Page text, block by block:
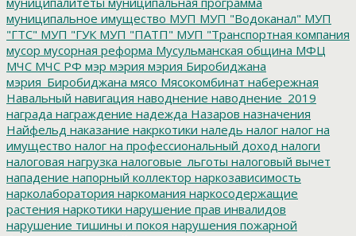
муниципальное имущество МУП МУП "Водоканал" МУП
"ГТС" МУП "ГУК МУП "ПАТП" МУП "Транспортная компания
мусор мусорная реформа Мусульманская община МФЦ
МЧС МЧС РФ мэр мэрия мэрия Биробиджана
мэрия_Биробиджана мясо Мясокомбинат набережная
Навальный навигация наводнение наводнение_2019
награда награждение надежда Назаров назначения
Найфельд наказание накркотики наледь налог налог на
имущество налог на профессиональный доход налоги
налоговая нагрузка налоговые_льготы налоговый вычет
нападение напорный коллектор наркозависимость
нарколаборатория наркомания наркосодержащие
растения наркотики нарушение прав инвалидов
нарушение тишины и покоя нарушения пожарной